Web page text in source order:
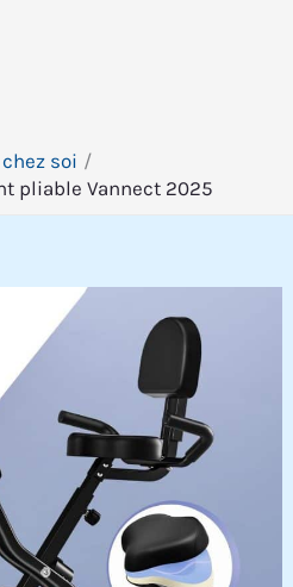
soi
pliable Vannect 2025